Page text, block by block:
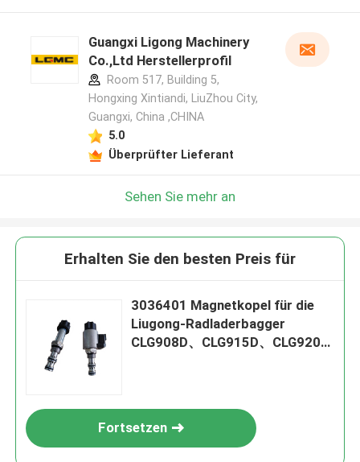
Guangxi Ligong Machinery
Co.,Ltd Herstellerprofil
Room 517, Building 5,
Hongxing Xintiandi, LiuZhou City,
Guangxi, China ,CHINA
5.0
Überprüfter Lieferant
Sehen Sie mehr an
Erhalten Sie den besten Preis für
3036401 Magnetkopel für die
Liugong-Radladerbagger
CLG908D、CLG915D、CLG920D
Fortsetzen